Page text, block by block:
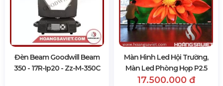
Đèn Beam Goodwill Beam
350 - 17R-Ip20 - Zz-M-350C
Màn Hình Led Hội Trường,
Màn Led Phòng Họp P2.5
17.500.000 đ